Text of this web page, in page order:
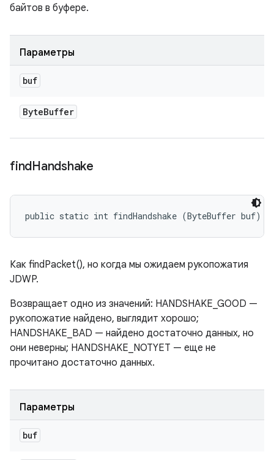
байтов в буфере.
Параметры
buf
ByteBuffer
findHandshake
public static int findHandshake (ByteBuffer buf)
Как findPacket(), но когда мы ожидаем рукопожатия
JDWP.
Возвращает одно из значений: HANDSHAKE_GOOD —
рукопожатие найдено, выглядит хорошо;
HANDSHAKE_BAD — найдено достаточно данных, но
они неверны; HANDSHAKE_NOTYET — еще не
прочитано достаточно данных.
Параметры
buf